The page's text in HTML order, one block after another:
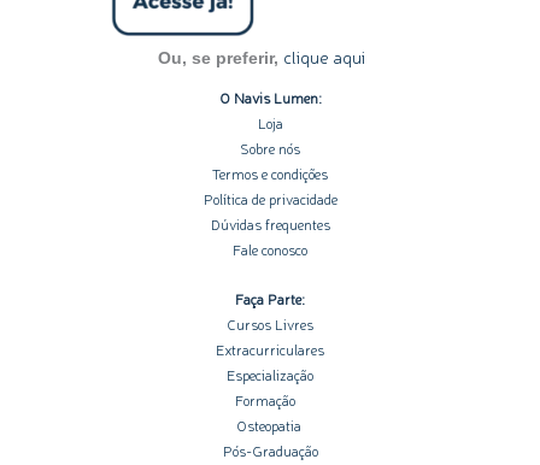
Ou, se preferir, clique aqui
O Navis Lumen:
Loja
Sobre nós
Termos e condições
Política de privacidade
Dúvidas frequentes
Fale conosco
Faça Parte:
Cursos Livres
Extracurriculares
Especialização
Formação
Osteopatia
Pós-Graduação